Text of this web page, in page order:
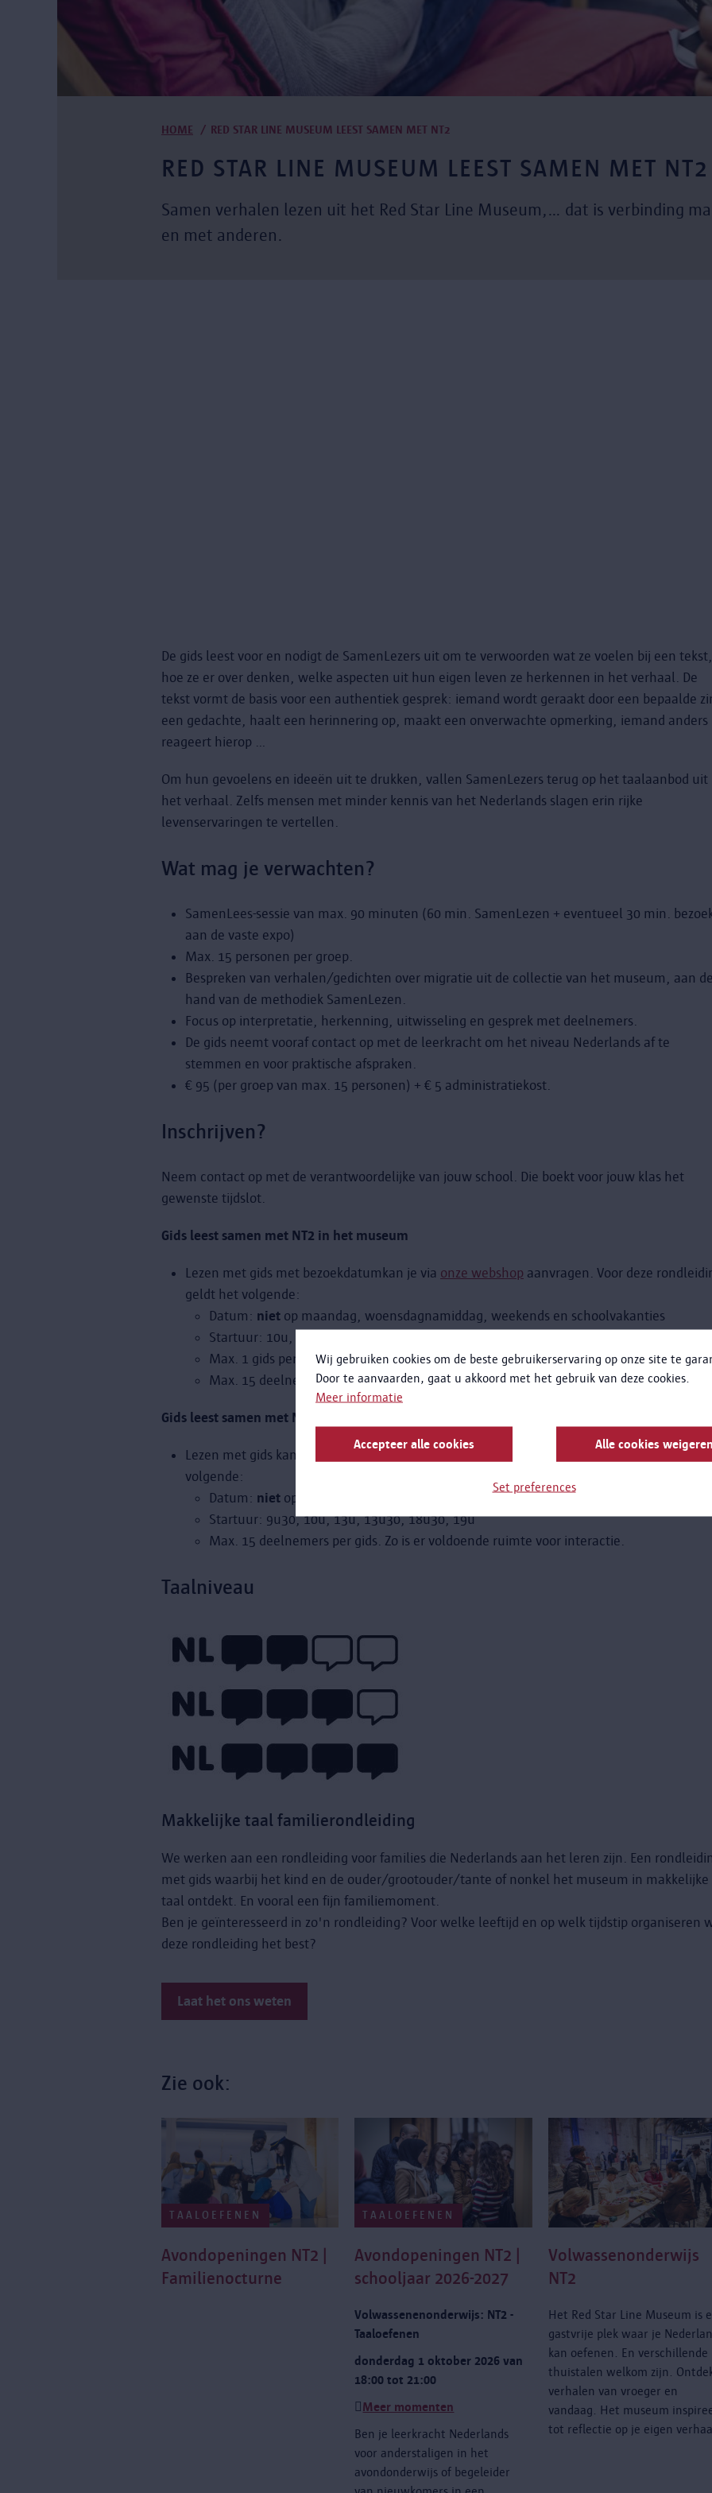
Wij gebruiken cookies om de beste gebruikerservaring op onze site te
Door te aanvaarden, gaat u akkoord met het gebruik van deze cookies.
Meer informatie
Accepteer alle cookies Alle cookies
Set preferences
Kruimelpad
HOME RED STAR LINE MUSEUM LEEST SAMEN MET NT2
RED STAR LINE MUSEUM LEEST SAMEN MET NT2
Samen verhalen lezen uit het Red Star Line Museum,… dat is verbinding
en met anderen.
De gids leest voor en nodigt de SamenLezers uit om te verwoorden wat ze voelen bij een tekst,
hoe ze er over denken, welke aspecten uit hun eigen leven ze herkennen in het verhaal. De
tekst vormt de basis voor een authentiek gesprek: iemand wordt geraakt door een bepaalde
een gedachte, haalt een herinnering op, maakt een onverwachte opmerking, iemand anders
reageert hierop …
Om hun gevoelens en ideeën uit te drukken, vallen SamenLezers terug op het taalaanbod uit
het verhaal. Zelfs mensen met minder kennis van het Nederlands slagen erin rijke
levenservaringen te vertellen.
Wat mag je verwachten?
SamenLees-sessie van max. 90 minuten (60 min. SamenLezen + eventueel 30 min.
aan de vaste expo)
Max. 15 personen per groep.
Bespreken van verhalen/gedichten over migratie uit de collectie van het museum, aan
hand van de methodiek SamenLezen.
Focus op interpretatie, herkenning, uitwisseling en gesprek met deelnemers.
De gids neemt vooraf contact op met de leerkracht om het niveau Nederlands af te
stemmen en voor praktische afspraken.
€ 95 (per groep van max. 15 personen) + € 5 administratiekost.
Inschrijven?
Neem contact op met de verantwoordelijke van jouw school. Die boekt voor jouw klas het
gewenste tijdslot.
Gids leest samen met NT2 in het museum
Lezen met gids met bezoekdatumkan je via onze webshop aanvragen. Voor deze
geldt het volgende:
Datum: niet op maandag, woensdagnamiddag, weekends en schoolvakanties
Startuur: 10u, 10u30, 13u, 13u30
Max. 1 gids per startuur
Max. 15 deelnemers per gids. Zo is er voldoende ruimte voor interactie.
Gids leest samen met NT2 in de klas (enkel regio Antwerpen)
Lezen met gids kan je onze webshop
volgende:
Datum: niet op woensdagnamiddag, weekends en schoolvakanties
Startuur: 9u30, 10u, 13u, 13u30, 18u30, 19u
Max. 15 deelnemers per gids. Zo is er voldoende ruimte voor interactie.
Taalniveau
Makkelijke taal familierondleiding
We werken aan een rondleiding voor families die Nederlands aan het leren zijn. Een
met gids waarbij het kind en de ouder/grootouder/tante of nonkel het museum in makkelijke
taal ontdekt. En vooral een fijn familiemoment.
Ben je geïnteresseerd in zo'n rondleiding? Voor welke leeftijd en op welk tijdstip organiseren
deze rondleiding het best?
Laat het ons weten
Zie ook:
TAALOEFENEN
Avondopeningen NT2 |
Familienocturne
TAALOEFENEN
Avondopeningen NT2 |
schooljaar 2026-2027
Volwassenenonderwijs: NT2 -
Taaloefenen
donderdag 1 oktober 2026 van
18:00 tot 21:00
Meer momenten
Ben je leerkracht Nederlands
voor anderstaligen in het
avondonderwijs of begeleider
Volwassenonderwijs
NT2
Het Red Star Line Museum is
gastvrije plek waar je
kan oefenen. En verschillende
thuistalen welkom zijn.
verhalen van vroeger en
vandaag. Het museum
tot reflectie op je eigen